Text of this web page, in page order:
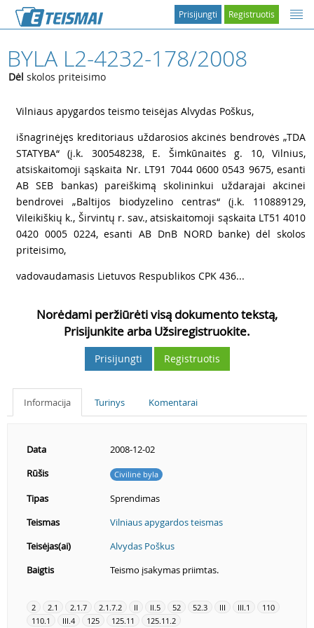
Registruotis
Prisijungti
BYLA L2-4232-178/2008
Dėl skolos priteisimo
Vilniaus apygardos teismo teisėjas Alvydas Poškus,
išnagrinėjęs kreditoriaus uždarosios akcinės bendrovės „TDA
STATYBA“ (į.k. 300548238, E. Šimkūnaitės g. 10, Vilnius,
atsiskaitomoji sąskaita Nr. LT91 7044 0600 0543 9675, esanti
AB SEB bankas) pareiškimą skolininkui uždarajai akcinei
bendrovei „Baltijos biodyzelino centras“ (į.k. 110889129,
Vileikiškių k., Širvintų r. sav., atsiskaitomoji sąskaita LT51 4010
0420 0005 0224, esanti AB DnB NORD banke) dėl skolos
priteisimo,
vadovaudamasis Lietuvos Respublikos CPK 436...
Norėdami peržiūrėti visą dokumento tekstą,
Prisijunkite arba Užsiregistruokite.
Prisijungti Registruotis
Informacija Turinys Komentarai
Data
2008-12-02
Rūšis
Civilinė byla
Tipas
Sprendimas
Teismas
Vilniaus apygardos teismas
Teisėjas(ai)
Alvydas Poškus
Baigtis
Teismo įsakymas priimtas.
2 2.1 2.1.7 2.1.7.2 II II.5 52 52.3 III III.1
110
110.1
III.4 125 125.11 125.11.2